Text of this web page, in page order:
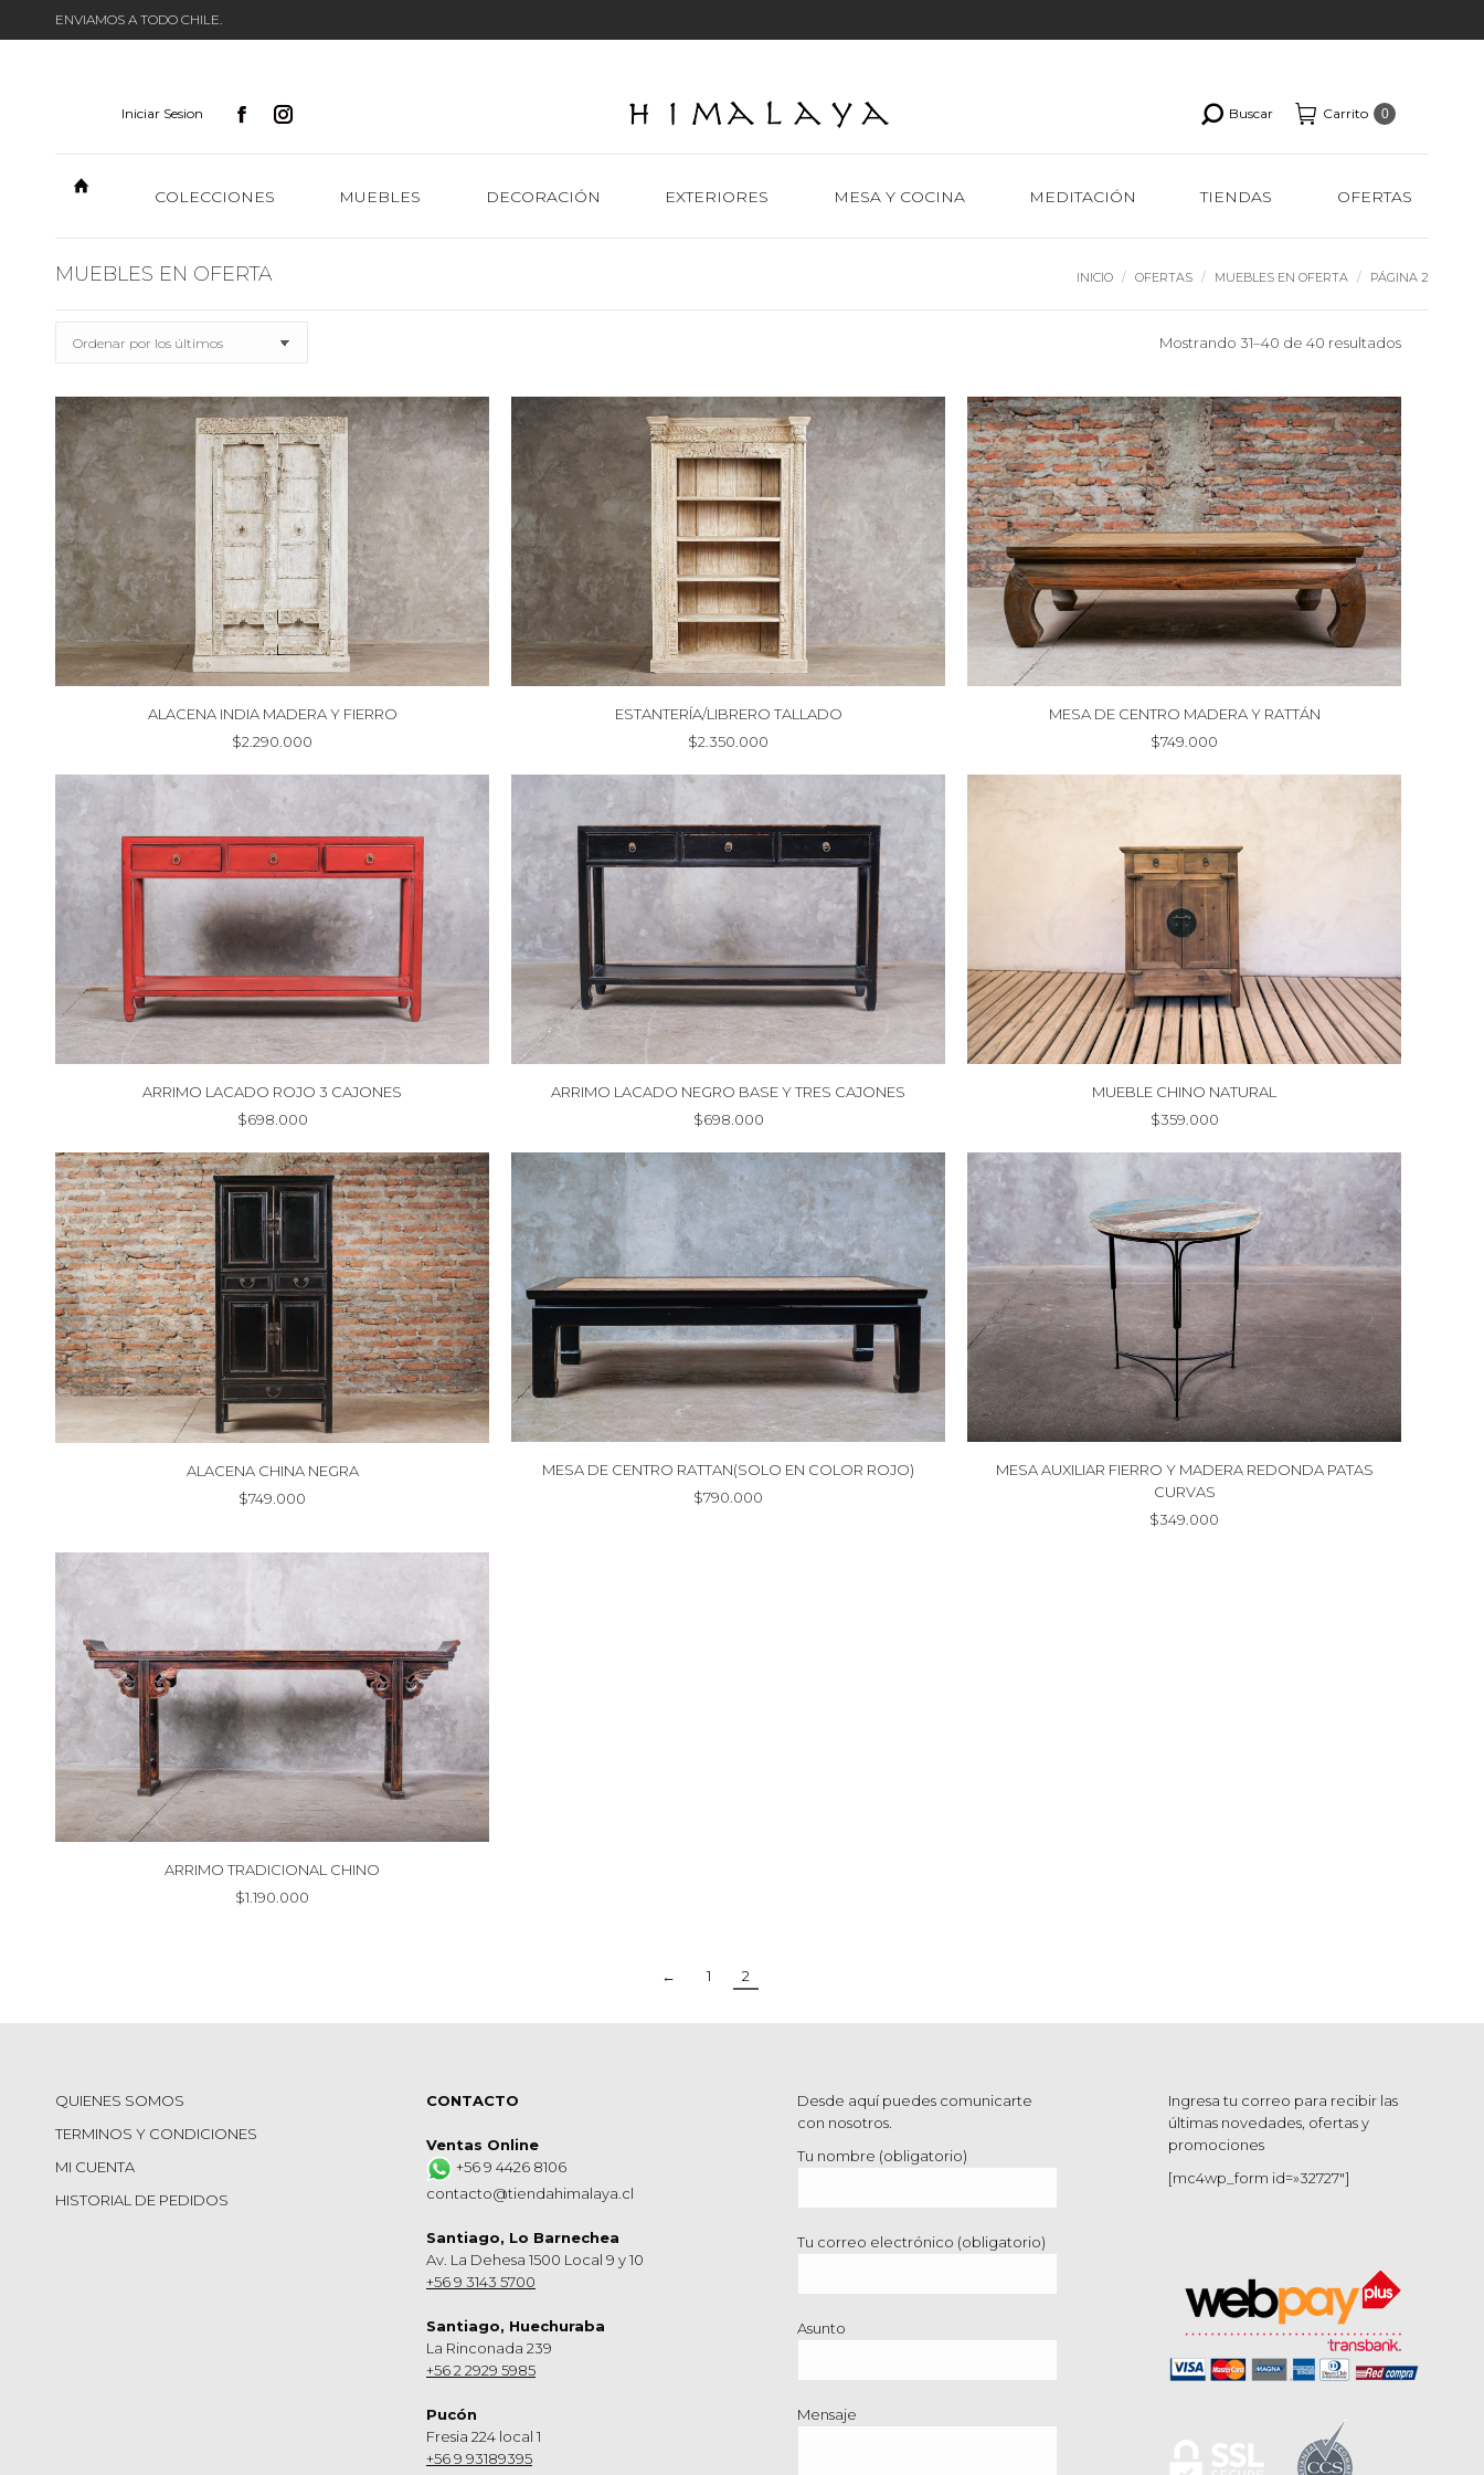
ENVIAMOS A TODO CHILE.
Iniciar Sesion Buscar Carrito 0
COLECCIONES MUEBLES DECORACIÓN EXTERIORES MESA Y COCINA MEDITACIÓN TIENDAS OFERTAS
MUEBLES EN OFERTA Estás aquí:
INICIO OFERTAS MUEBLES EN OFERTA PÁGINA 2
Mostrando 31–40 de 40 resultadosOrdenado
ALACENA INDIA MADERA Y FIERRO
$2.290.000
ESTANTERÍA/LIBRERO TALLADO
$2.350.000
MESA DE CENTRO MADERA Y RATTÁN
$749.000
ARRIMO LACADO ROJO 3 CAJONES
$698.000
ARRIMO LACADO NEGRO BASE Y TRES CAJONES
$698.000
MUEBLE CHINO NATURAL
$359.000
ALACENA CHINA NEGRA
$749.000
MESA DE CENTRO RATTAN(SOLO EN COLOR ROJO)
$790.000
MESA AUXILIAR FIERRO Y MADERA REDONDA PATAS
CURVAS
$349.000
ARRIMO TRADICIONAL CHINO
$1.190.000
← 1 2
QUIENES SOMOS
TERMINOS Y CONDICIONES
MI CUENTA
HISTORIAL DE PEDIDOS
CONTACTO
Ventas Online
+56 9 4426 8106
contacto@tiendahimalaya.cl
Santiago, Lo Barnechea
Av. La Dehesa 1500 Local 9 y 10
+56 9 3143 5700
Santiago, Huechuraba
La Rinconada 239
+56 2 2929 5985
Pucón
Fresia 224 local 1
+56 9 93189395
Desde aquí puedes comunicarte
con nosotros.
Tu nombre (obligatorio)
Tu correo electrónico (obligatorio)
Asunto
Mensaje
Ingresa tu correo para recibir las
últimas novedades, ofertas y
promociones
[mc4wp_form id=»32727″]